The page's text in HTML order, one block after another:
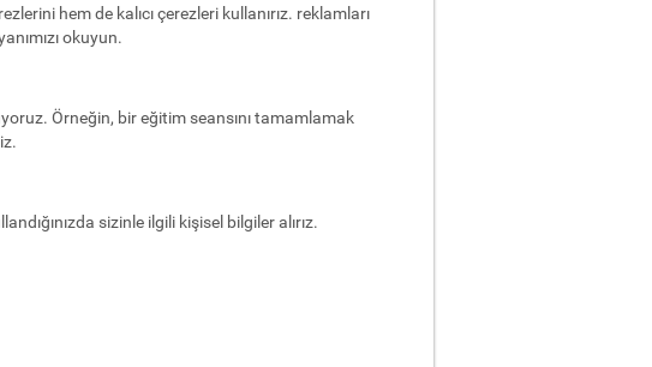
hem de kalıcı çerezleri kullanırız. reklamları
okuyun.
Örneğin, bir eğitim seansını tamamlamak
sizinle ilgili kişisel bilgiler alırız.